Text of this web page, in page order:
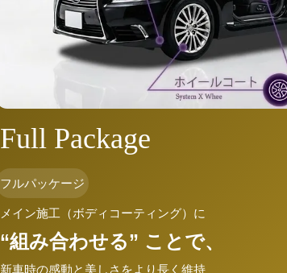
Full Package
フルパッケージ
メイン施工（ボディコーティング）に
“組み合わせる” ことで、
新車時の感動と美しさをより長く維持